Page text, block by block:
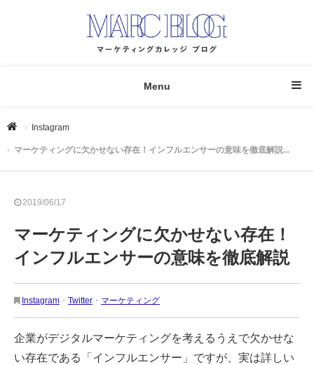
Menu
Instagram
マーケティングに欠かせない存在！インフルエンサーの意味を徹底解説...
2019/06/17
マーケティングに欠かせない存在！
インフルエンサーの意味を徹底解説
Instagram ・ Twitter ・ マーケティング
企業がデジタルマーケティングを考えるうえで欠かせな
い存在である「インフルエンサー」ですが、実は詳しい